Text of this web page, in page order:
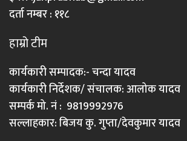
दर्ता नम्बर : ११८
हाम्रो टीम
कार्यकारी सम्पादक:- चन्दा यादव
कार्यकारी निर्देशक/ संचालक: आलोक यादव
सम्पर्क मो. नं : 9819992976
सल्लाहकार: बिजय कु. गुप्ता/देवकुमार यादव